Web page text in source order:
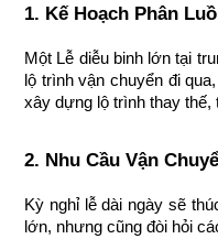
1. Kế Hoạch Phân
Một Lễ diễu binh lớn tại
lộ trình vận chuyển đi
xây dựng lộ trình thay thế,
2. Nhu Cầu Vận
Kỳ nghỉ lễ dài ngày sẽ
lớn, nhưng cũng đòi hỏi